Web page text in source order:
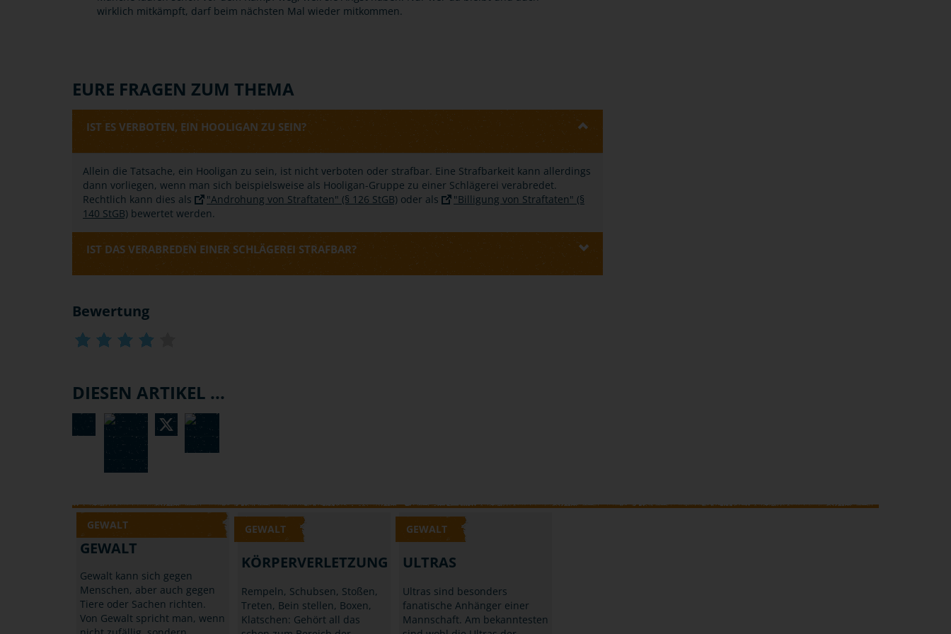
wirklich mitkämpft, darf beim nächsten Mal wieder mitkommen.
EURE FRAGEN ZUM THEMA
IST ES VERBOTEN, EIN HOOLIGAN ZU SEIN?
Allein die Tatsache, ein Hooligan zu sein, ist nicht verboten oder strafbar. Eine Strafbarkeit kann allerdings
dann vorliegen, wenn man sich beispielsweise als Hooligan-Gruppe zu einer Schlägerei verabredet.
Rechtlich kann dies als
"Androhung von Straftaten" (§ 126 StGB) oder als
"Billigung von Straftaten" (§
140 StGB) bewertet werden.
IST DAS VERABREDEN EINER SCHLÄGEREI STRAFBAR?
Bewertung
DIESEN ARTIKEL ...
GEWALT
GEWALT
Gewalt kann sich gegen
Menschen, aber auch gegen
Tiere oder Sachen richten.
Von Gewalt spricht man, wenn
GEWALT
KÖRPERVERLETZUNG
Rempeln, Schubsen, Stoßen,
Treten, Bein stellen, Boxen,
Klatschen: Gehört all das
GEWALT
ULTRAS
Ultras sind besonders
fanatische Anhänger einer
Mannschaft. Am bekanntesten